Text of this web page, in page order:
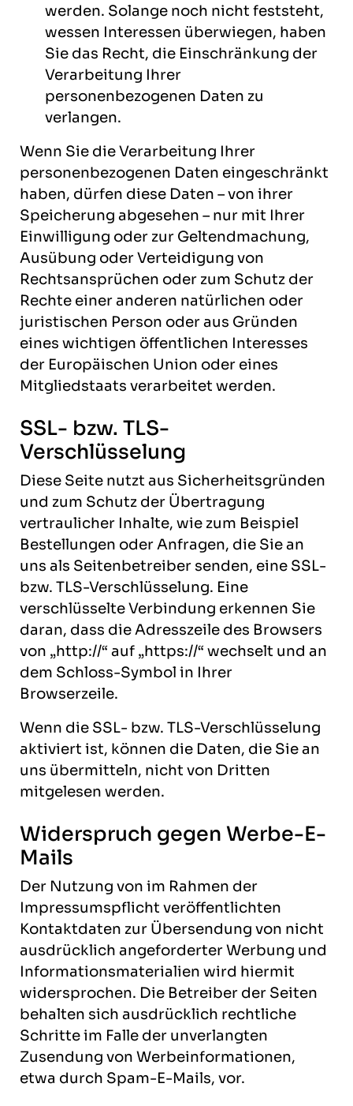
werden. Solange noch nicht feststeht,
wessen Interessen überwiegen, haben
Sie das Recht, die Einschränkung der
Verarbeitung Ihrer
personenbezogenen Daten zu
verlangen.
Wenn Sie die Verarbeitung Ihrer
personenbezogenen Daten eingeschränkt
haben, dürfen diese Daten – von ihrer
Speicherung abgesehen – nur mit Ihrer
Einwilligung oder zur Geltendmachung,
Ausübung oder Verteidigung von
Rechtsansprüchen oder zum Schutz der
Rechte einer anderen natürlichen oder
juristischen Person oder aus Gründen
eines wichtigen öffentlichen Interesses
der Europäischen Union oder eines
Mitgliedstaats verarbeitet werden.
SSL- bzw. TLS-
Verschlüsselung
Diese Seite nutzt aus Sicherheitsgründen
und zum Schutz der Übertragung
vertraulicher Inhalte, wie zum Beispiel
Bestellungen oder Anfragen, die Sie an
uns als Seitenbetreiber senden, eine SSL-
bzw. TLS-Verschlüsselung. Eine
verschlüsselte Verbindung erkennen Sie
daran, dass die Adresszeile des Browsers
von „http://“ auf „https://“ wechselt und an
dem Schloss-Symbol in Ihrer
Browserzeile.
Wenn die SSL- bzw. TLS-Verschlüsselung
aktiviert ist, können die Daten, die Sie an
uns übermitteln, nicht von Dritten
mitgelesen werden.
Widerspruch gegen Werbe-E-
Mails
Der Nutzung von im Rahmen der
Impressumspflicht veröffentlichten
Kontaktdaten zur Übersendung von nicht
ausdrücklich angeforderter Werbung und
Informationsmaterialien wird hiermit
widersprochen. Die Betreiber der Seiten
behalten sich ausdrücklich rechtliche
Schritte im Falle der unverlangten
Zusendung von Werbeinformationen,
etwa durch Spam-E-Mails, vor.